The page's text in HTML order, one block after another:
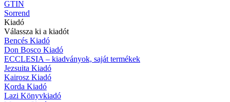
GTIN
Sorrend
Kiadó
Válassza ki a kiadót
Bencés Kiadó
Don Bosco Kiadó
ECCLESIA – kiadványok, saját termékek
Jezsuita Kiadó
Kairosz Kiadó
Korda Kiadó
Lazi Könyvkiadó